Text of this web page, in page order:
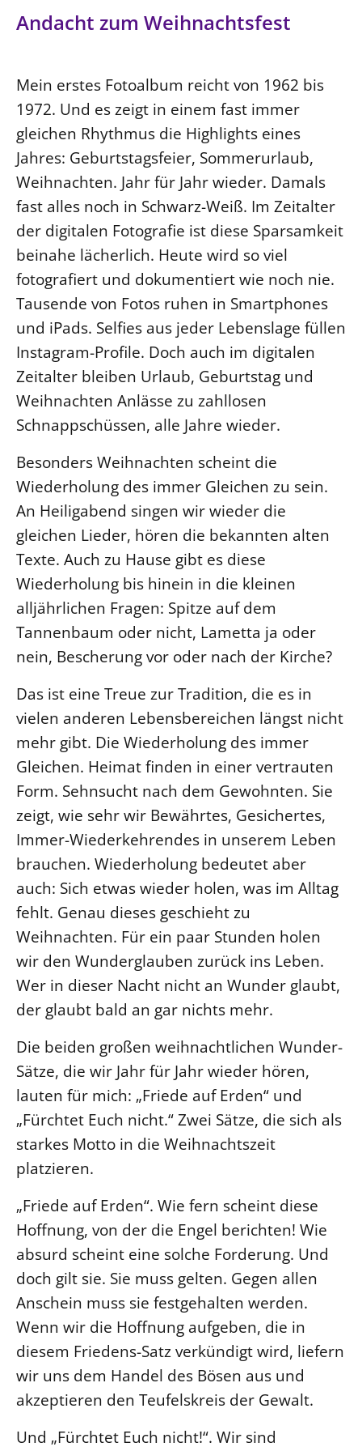
Andacht zum Weihnachtsfest
Mein erstes Fotoalbum reicht von 1962 bis
1972. Und es zeigt in einem fast immer
gleichen Rhythmus die Highlights eines
Jahres: Geburtstagsfeier, Sommerurlaub,
Weihnachten. Jahr für Jahr wieder. Damals
fast alles noch in Schwarz-Weiß. Im Zeitalter
der digitalen Fotografie ist diese Sparsamkeit
beinahe lächerlich. Heute wird so viel
fotografiert und dokumentiert wie noch nie.
Tausende von Fotos ruhen in Smartphones
und iPads. Selfies aus jeder Lebenslage füllen
Instagram-Profile. Doch auch im digitalen
Zeitalter bleiben Urlaub, Geburtstag und
Weihnachten Anlässe zu zahllosen
Schnappschüssen, alle Jahre wieder.
Besonders Weihnachten scheint die
Wiederholung des immer Gleichen zu sein.
An Heiligabend singen wir wieder die
gleichen Lieder, hören die bekannten alten
Texte. Auch zu Hause gibt es diese
Wiederholung bis hinein in die kleinen
alljährlichen Fragen: Spitze auf dem
Tannenbaum oder nicht, Lametta ja oder
nein, Bescherung vor oder nach der Kirche?
Das ist eine Treue zur Tradition, die es in
vielen anderen Lebensbereichen längst nicht
mehr gibt. Die Wiederholung des immer
Gleichen. Heimat finden in einer vertrauten
Form. Sehnsucht nach dem Gewohnten. Sie
zeigt, wie sehr wir Bewährtes, Gesichertes,
Immer-Wiederkehrendes in unserem Leben
brauchen. Wiederholung bedeutet aber
auch: Sich etwas wieder holen, was im Alltag
fehlt. Genau dieses geschieht zu
Weihnachten. Für ein paar Stunden holen
wir den Wunderglauben zurück ins Leben.
Wer in dieser Nacht nicht an Wunder glaubt,
der glaubt bald an gar nichts mehr.
Die beiden großen weihnachtlichen Wunder-
Sätze, die wir Jahr für Jahr wieder hören,
lauten für mich: „Friede auf Erden“ und
„Fürchtet Euch nicht.“ Zwei Sätze, die sich als
starkes Motto in die Weihnachtszeit
platzieren.
„Friede auf Erden“. Wie fern scheint diese
Hoffnung, von der die Engel berichten! Wie
absurd scheint eine solche Forderung. Und
doch gilt sie. Sie muss gelten. Gegen allen
Anschein muss sie festgehalten werden.
Wenn wir die Hoffnung aufgeben, die in
diesem Friedens-Satz verkündigt wird, liefern
wir uns dem Handel des Bösen aus und
akzeptieren den Teufelskreis der Gewalt.
Und „Fürchtet Euch nicht!“. Wir sind
Kirche und Finanzen
LANDESKIRCHENAMT
Willkommen
Kollegium
Abteilungen des Landeskirchenamts
Rechnungsprüfungsamt
Fachstelle Sexualisierte Gewalt
Beschwerdestellen
Kirchenämter
Gleichstellung
Datenschutz
Geschäftsstelle Landessynode
LANDESSYNODE
27. Landessynode
Hintergrund
MITARBEIT
Ehrenamt
Beruf
Freie Stellen
BIBLIOTHEK & ARCHIV
Älterwerden im Pfarrberuf
Beteiligungsverfahren
Beschwerdestellen
Ephoralbüro
Finanzplanung
Fundraising
IT-Service
Corporate Design
Interventionsplan
Jahresgespräche
Kantine Speiseplan
Kirchliches Amtsblatt
Kirchliche Verwaltung
Kunstreferat
NKVK
Öffentlichkeitsarbeit
Personalausschuss
Projektmanagement
Terminstundenplaner
Evangelische Kirche
Positionen
Ökumene
Religionen
Gegen Gewalt
Nachhaltigkeit
Erneuerbare Energien
Mobilität
Naturschutz
Gebäude
Impressum
Kontakt
Barrierefreiheit
Presse
Freie Stellen
Service für Gemeinden
Suche